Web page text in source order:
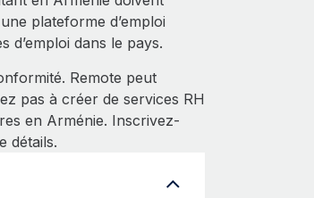
plateforme d’emploi
d’emploi dans le pays.
Remote peut
pas à créer de services RH
en Arménie. Inscrivez-
détails.